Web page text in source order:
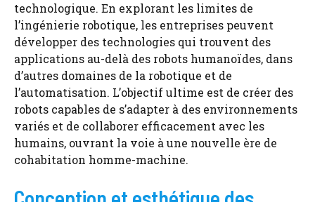
technologique. En explorant les limites de
l’ingénierie robotique, les entreprises peuvent
développer des technologies qui trouvent des
applications au-delà des robots humanoïdes, dans
d’autres domaines de la robotique et de
l’automatisation. L’objectif ultime est de créer des
robots capables de s’adapter à des environnements
variés et de collaborer efficacement avec les
humains, ouvrant la voie à une nouvelle ère de
cohabitation homme-machine.